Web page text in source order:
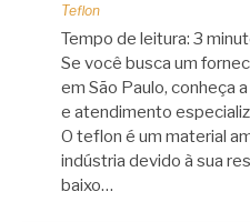
Teflon
Tempo de leitura: 3
Se você busca um
em São Paulo, conheça
e atendimento
O teflon é um material
indústria devido à sua
baixo…